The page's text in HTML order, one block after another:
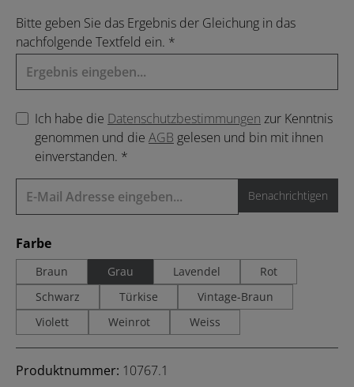
Bitte geben Sie das Ergebnis der Gleichung in das
nachfolgende Textfeld ein. *
Ich habe die Datenschutzbestimmungen zur Kenntnis
genommen und die AGB gelesen und bin mit ihnen
einverstanden. *
Benachrichtigen
Farbeauswählen
Braun Grau Lavendel
Rot
Schwarz
Türkise
Vintage-Braun
Violett
Weinrot Weiss
Produktnummer: 10767.1